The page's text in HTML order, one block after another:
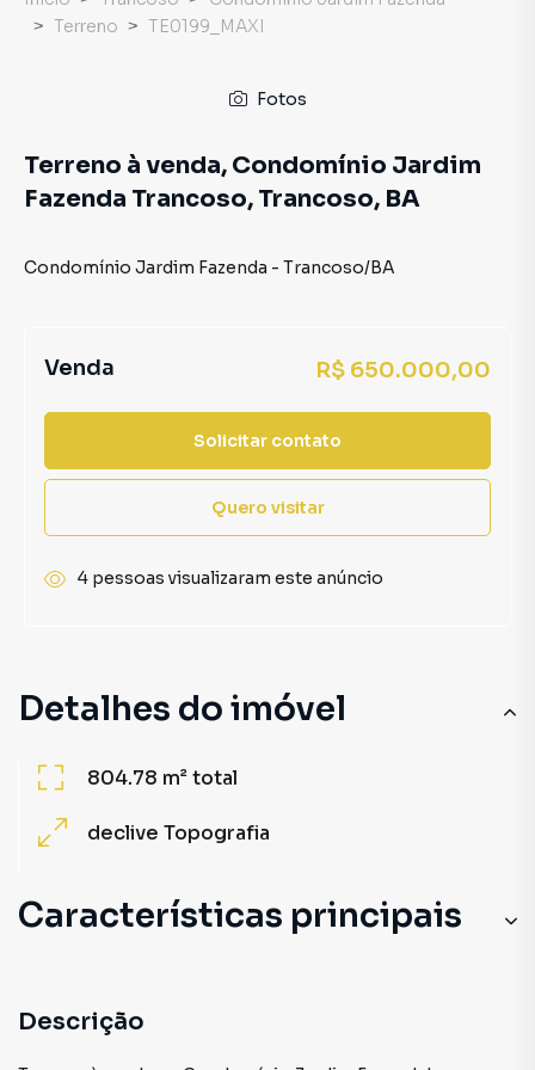
Detalhes do imóvel
804.78 m²total
declive Topografia
Características principais
Descrição
Terreno
TE0199_MAXI
Fotos
Terreno à venda, Condomínio Jardim
Fazenda Trancoso, Trancoso, BA
Condomínio Jardim Fazenda - Trancoso/BA
Venda R$ 650.000,00
Solicitar contato
Quero visitar
4 pessoas visualizaram este anúncio